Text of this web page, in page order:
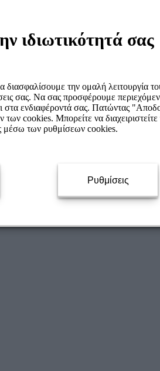
ιδιωτικότητά σας
την ομαλή λειτουργία
σας. Να σας προσφέρουμε
στα ενδιαφέροντά σας. Πατώντας
cookies. Μπορείτε να διαχειριστείτε
μέσω των ρυθμίσεων cookies.
Ρυθμίσεις